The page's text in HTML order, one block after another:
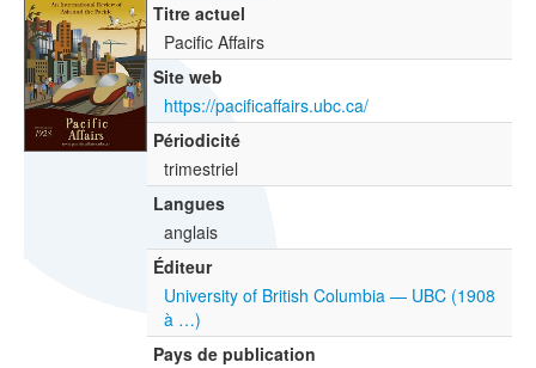
Titre actuel
Pacific Affairs
Site web
https://pacificaffairs.ubc.ca/
Périodicité
trimestriel
Langues
anglais
Éditeur
University of British Columbia — UBC (1908
à …)
Pays de publication